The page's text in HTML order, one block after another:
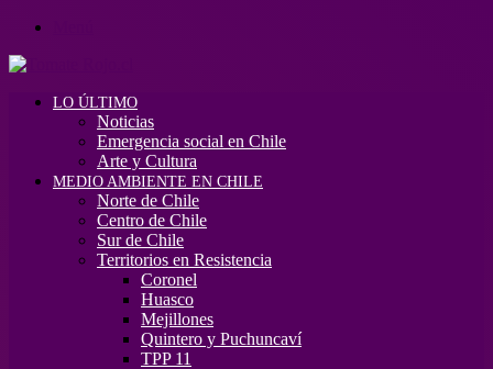
LO ÚLTIMO
Noticias
Emergencia social en Chile
Arte y Cultura
MEDIO AMBIENTE EN CHILE
Norte de Chile
Centro de Chile
Sur de Chile
Territorios en Resistencia
Coronel
Huasco
Mejillones
Quintero y Puchuncaví
TPP 11